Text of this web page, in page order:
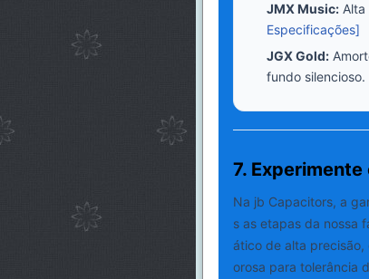
JMX Music:Alta
Especificações]
JGX Gold:
fundo silencioso.
7.
Na jb Capacitors, a
s as etapas da nossa
ático de alta
orosa para tolerância